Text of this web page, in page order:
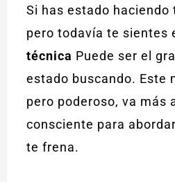
Si has estado
pero todavía te sientes
técnica Puede ser el
estado buscando. Este
pero poderoso, va más
consciente para
te frena.